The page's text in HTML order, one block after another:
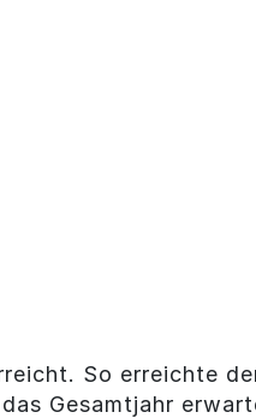
So erreichte
Gesamtjahr